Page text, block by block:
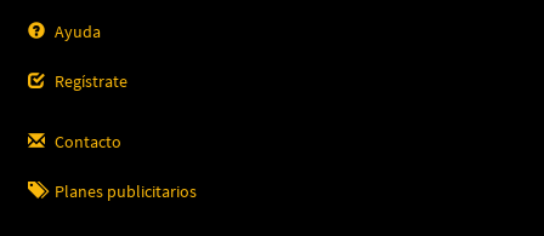
Ayuda
Regístrate
Contacto
Planes publicitarios